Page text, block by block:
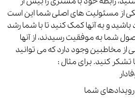
از مسئولیت های اصلی شما این است
و به آنها کمک کنید تا با شما رشد
شما به موفقیت رسیدند، از آنها
از مخاطبین وجود دارد که می توانید
تشکر کنید. برای مثال :
شما